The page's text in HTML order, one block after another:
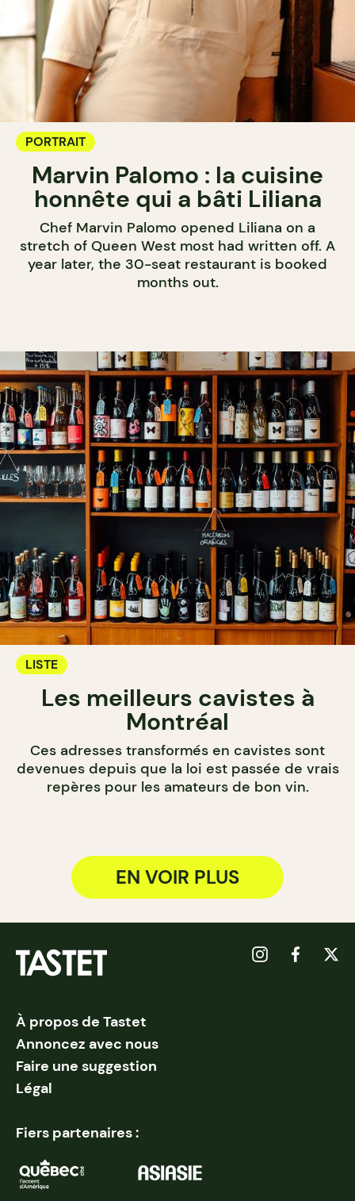
PORTRAIT
Marvin Palomo : la cuisine
honnête qui a bâti Liliana
Chef Marvin Palomo opened Liliana on a
stretch of Queen West most had written off. A
year later, the 30-seat restaurant is booked
months out.
LISTE
Les meilleurs cavistes à
Montréal
Ces adresses transformés en cavistes sont
devenues depuis que la loi est passée de vrais
repères pour les amateurs de bon vin.
EN VOIR PLUS
À propos de Tastet
Annoncez avec nous
Faire une suggestion
Légal
Fiers partenaires :